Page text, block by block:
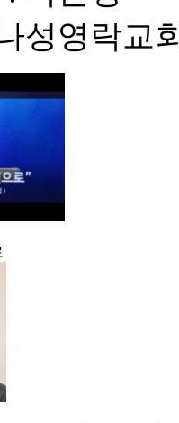
성영락교회